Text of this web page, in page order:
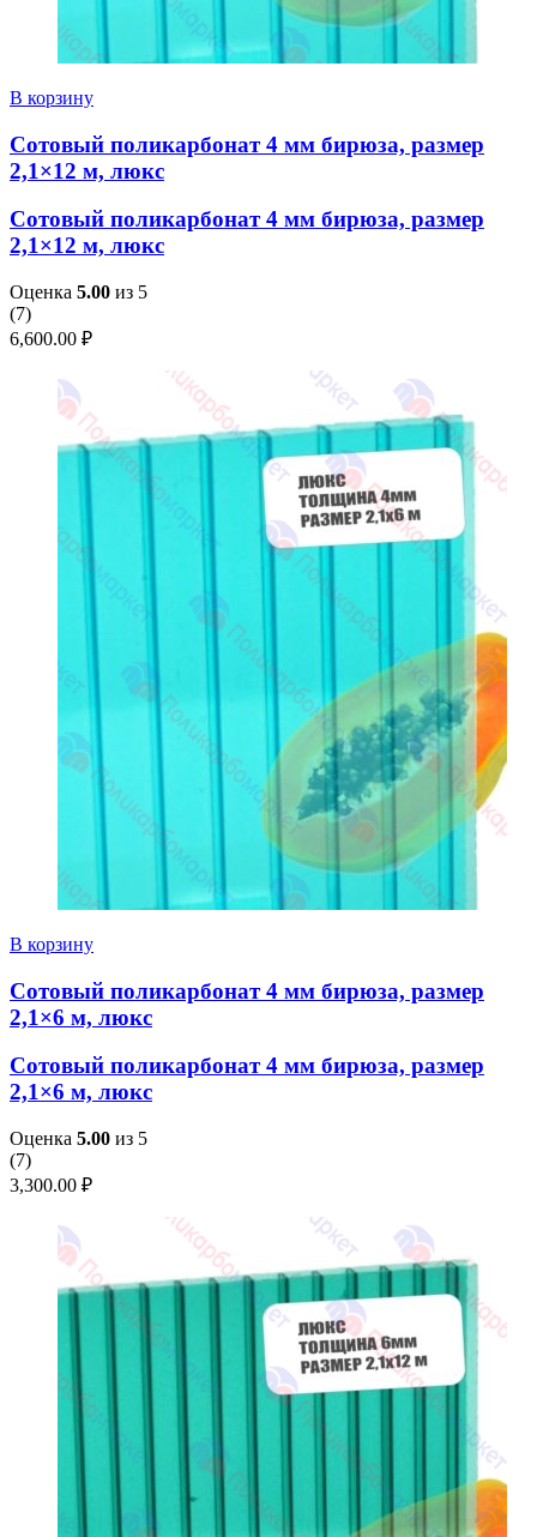
В корзину
Сотовый поликарбонат 4 мм бирюза, размер
2,1×12 м, люкс
Сотовый поликарбонат 4 мм бирюза, размер
2,1×12 м, люкс
Оценка 5.00 из 5
(7)
6,600.00 ₽
В корзину
Сотовый поликарбонат 4 мм бирюза, размер
2,1×6 м, люкс
Сотовый поликарбонат 4 мм бирюза, размер
2,1×6 м, люкс
Оценка 5.00 из 5
(7)
3,300.00 ₽